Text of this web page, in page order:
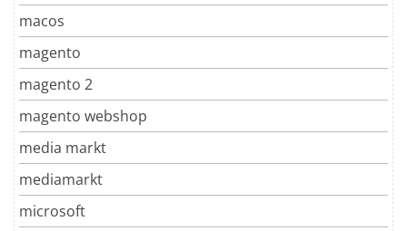
macos
magento
magento 2
magento webshop
media markt
mediamarkt
microsoft